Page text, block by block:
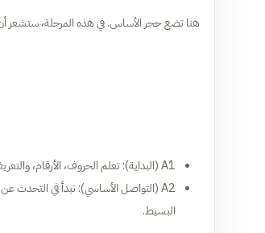
هنا تضع حجر الأساس. في هذه المرحلة، ستشعر أن
A1 (البداية): تعلم الحروف، الأرقام، والتعريف بالنفس. ستتعرف على الأفعال الأساسية وكيفية بناء جملة بسيطة مثل:
البسيط.